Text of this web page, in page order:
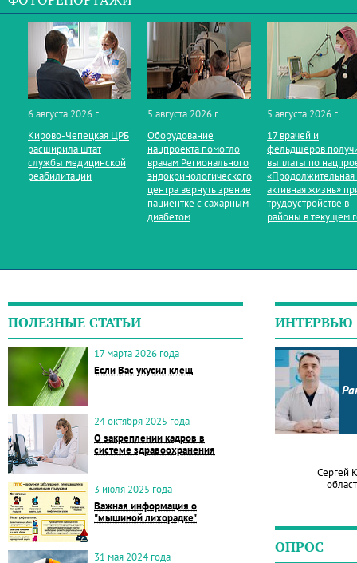
6 августа 2026 г.
Кирово‑Чепецкая ЦРБ
расширила штат
службы медицинской
реабилитации
5 августа 2026 г.
Оборудование
нацпроекта помогло
врачам Регионального
эндокринологического
центра вернуть зрение
пациентке с сахарным
диабетом
5 августа 2026 г.
17 врачей и
фельдшеров
выплаты по
«Продолжительная
активная жизнь»
трудоустройстве в
районы в текущем
ПОЛЕЗНЫЕ СТАТЬИ
17 марта 2026 года
Если Вас укусил клещ
24 октября 2025 года
О закреплении кадров в
системе здравоохранения
3 июля 2025 года
Важная информация о
"мышиной лихорадке"
31 мая 2024 года
ИНТЕРВЬЮ
Сергей
ОПРОС